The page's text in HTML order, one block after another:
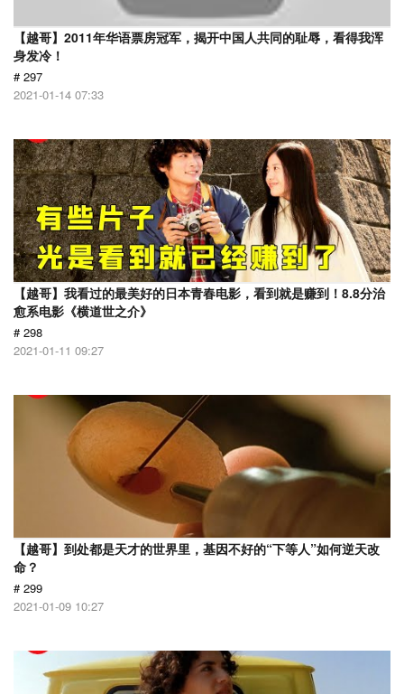
【越哥】2011年华语票房冠军，揭开中国人共同的耻辱，看得我浑
身发冷！
# 297
2021-01-14 07:33
【越哥】我看过的最美好的日本青春电影，看到就是赚到！8.8分治
愈系电影《横道世之介》
# 298
2021-01-11 09:27
【越哥】到处都是天才的世界里，基因不好的“下等人”如何逆天改
命？
# 299
2021-01-09 10:27